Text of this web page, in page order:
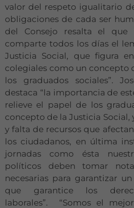
valor del respeto igualitario
obligaciones de cada ser
del Consejo resalta el que
comparte todos los días el
Justicia Social, que figura
colegiales como un concepto
los graduados sociales”.
destaca “la importancia de
relieve el papel de los
concepto de la Justicia
y falta de recursos que
los ciudadanos, en última
jornadas como ésta
políticos deben tomar
necesarias para garantizar
que garantice los
laborales”. “Somos el